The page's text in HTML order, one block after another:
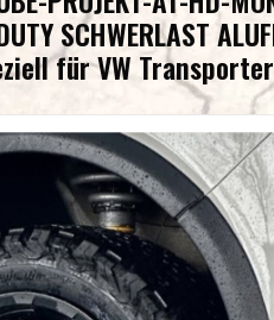
SCHWERLAST
für VW